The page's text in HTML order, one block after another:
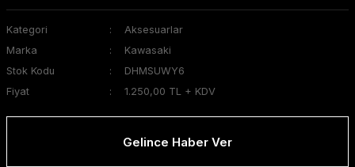
Kategori
Aksesuarlar
Marka
Kawasaki
Stok Kodu
DHMSUWY6
Fiyat
1.250,00 TL + KDV
Gelince Haber Ver